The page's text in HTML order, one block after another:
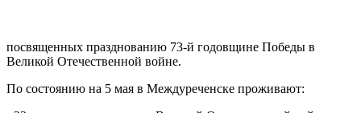
посвященных празднованию 73-й годовщине Победы в
Великой Отечественной войне.
По состоянию на 5 мая в Междуреченске проживают: